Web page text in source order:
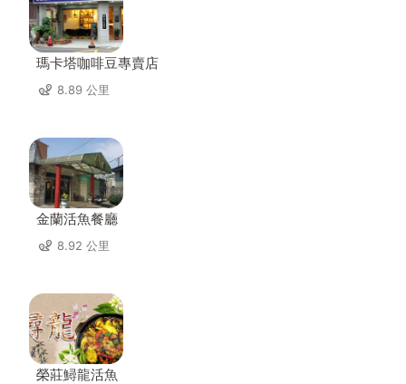
瑪卡塔咖啡豆專賣店
8.89 公里
金蘭活魚餐廳
8.92 公里
榮莊鱘龍活魚